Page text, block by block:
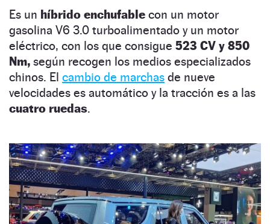
Es un híbrido enchufable con un motor
gasolina V6 3.0 turboalimentado y un motor
eléctrico, con los que consigue 523 CV y 850
Nm, según recogen los medios especializados
chinos. El cambio de marchas de nueve
velocidades es automático y la tracción es a las
cuatro ruedas.